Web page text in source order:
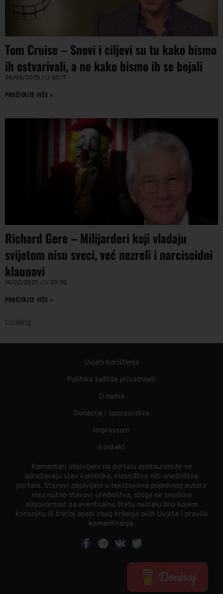
Tom Cruise – Snovi i ciljevi su tu kako bismo
ih ostvarivali, a ne kako bismo ih se bojali
26/05/2025 00:17
PROČITAJTE VIŠE »
Richard Gere – Milijarderi koji vladaju
svijetom nisu sveci, već nezreli i narcisoidni
klaunovi
14/02/2025 00:50
PROČITAJTE VIŠE »
Loading
Uvjeti korištenja
Politika zaštite privatnosti
O nama
Donacije i sponzorstva
Impressum
Kontakt
Komentari objavljeni na portalu epoha.com.hr ne
odražavaju stav korisnika, vlasništva niti uredništva
portala. Stavovi objavljeni u tekstovima pojedinog autora
nisu nužno stavovi uredništva, stoga ne snosimo
odgovornost za eventualnu štetu nastalu bilo kojem
korisniku ili trećoj osobi zbog kršenja ovih Uvjeta i pravila
komentiranja.